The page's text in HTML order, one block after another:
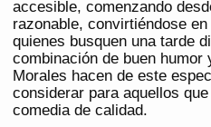
accesible, comenzando
razonable, convirtiéndose
quienes busquen una tarde
combinación de buen humor
Morales hacen de este
considerar para aquellos
comedia de calidad.